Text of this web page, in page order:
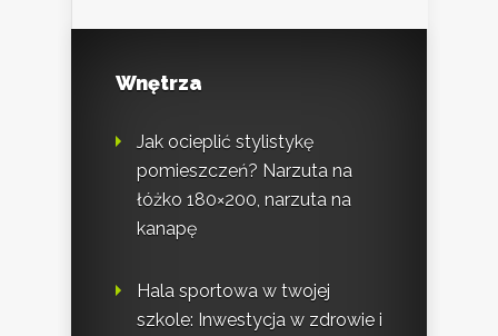
Wnętrza
Jak ocieplić stylistykę
pomieszczeń? Narzuta na
łóżko 180×200, narzuta na
kanapę
Hala sportowa w twojej
szkole: Inwestycja w zdrowie i